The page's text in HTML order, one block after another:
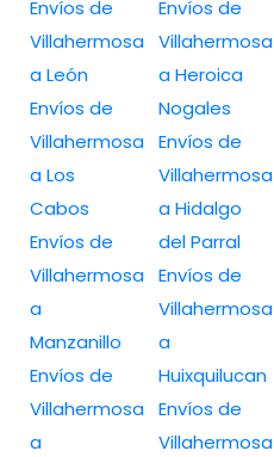
Envíos de
Villahermosa
a León
Envíos de
Villahermosa
a Los
Cabos
Envíos de
Villahermosa
a
Manzanillo
Envíos de
Villahermosa
a
Envíos de
Villahermosa
a Heroica
Nogales
Envíos de
Villahermosa
a Hidalgo
del Parral
Envíos de
Villahermosa
a
Huixquilucan
Envíos de
Villahermosa